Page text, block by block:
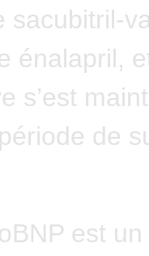
sacubitril-
énalapril,
s’est
de
est un